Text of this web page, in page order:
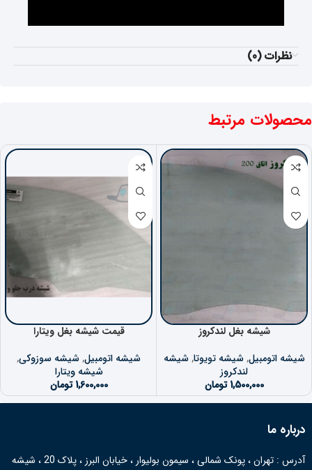
نظرات (0)
محصولات مرتبط
شیشه بغل لندکروز
شیشه اتومبیل,شیشه تویوتا,شیشه
لندکروز
1,500,000 تومان
قیمت شیشه بغل ویتارا
شیشه اتومبیل,شیشه سوزوکی,
شیشه ویتارا
1,600,000 تومان
درباره ما
آدرس : تهران ، پونک شمالی ، سیمون بولیوار ، خیابان البرز ، پلاک 20 ، شیشه